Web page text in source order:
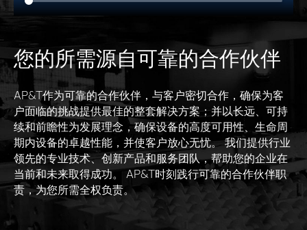
您的所需源自可靠的合作伙伴
AP&T作为可靠的合作伙伴，与客户密切合作，确保为客
户面临的挑战提供最佳的整套解决方案；并以长远、可持
续和前瞻性为发展理念，确保设备的高度可用性、生命周
期内设备的卓越性能，并使客户放心无忧。 我们提供行业
领先的专业技术、创新产品和服务团队，帮助您的企业在
当前和未来取得成功。 AP&T时刻践行可靠的合作伙伴职
责，为您所需全权负责。